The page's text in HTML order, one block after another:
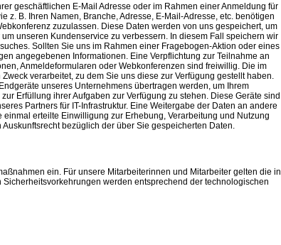
geschäftlichen E-Mail Adresse oder im Rahmen einer Anmeldung für
B. Ihren Namen, Branche, Adresse, E-Mail-Adresse, etc. benötigen
zuzulassen. Diese Daten werden von uns gespeichert, um
unseren Kundenservice zu verbessern. In diesem Fall speichern wir
Sollten Sie uns im Rahmen einer Fragebogen-Aktion oder eines
angegebenen Informationen. Eine Verpflichtung zur Teilnahme an
Anmeldeformularen oder Webkonferenzen sind freiwillig. Die im
verarbeitet, zu dem Sie uns diese zur Verfügung gestellt haben.
unseres Unternehmens übertragen werden, um Ihrem
Erfüllung ihrer Aufgaben zur Verfügung zu stehen. Diese Geräte sind
Partners für IT-Infrastruktur. Eine Weitergabe der Daten an andere
erteilte Einwilligung zur Erhebung, Verarbeitung und Nutzung
bezüglich der über Sie gespeicherten Daten.
ein. Für unsere Mitarbeiterinnen und Mitarbeiter gelten die in
werden entsprechend der technologischen